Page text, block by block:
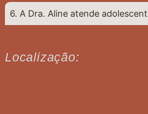
6. A Dra. Aline atende
Localização: